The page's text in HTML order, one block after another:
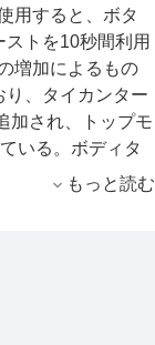
用すると、ボタ
トを10秒間利用
増加によるもの
、タイカンター
加され、トップモ
いる。ボディタ
175km増加し
次世代ヒートポ
の要因による。
の290kWから
もっと読む